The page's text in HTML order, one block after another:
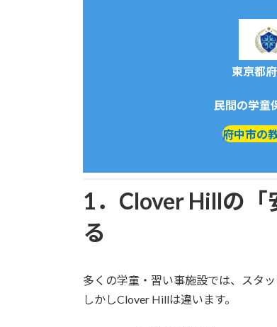
東京都
民間の学童
府中市の
1．Clover Hillの「
る
多くの学童・習い事施設では、スタ
しかしClover Hillは違います。